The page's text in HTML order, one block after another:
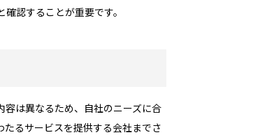
認することが重要です。
は異なるため、自社のニーズに合
るサービスを提供する会社までさ